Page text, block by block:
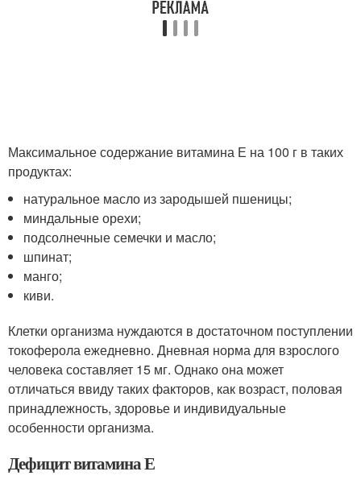
Максимальное содержание витамина Е на 100 г в таких
продуктах:
натуральное масло из зародышей пшеницы;
миндальные орехи;
подсолнечные семечки и масло;
шпинат;
манго;
киви.
Клетки организма нуждаются в достаточном поступлении
токоферола ежедневно. Дневная норма для взрослого
человека составляет 15 мг. Однако она может
отличаться ввиду таких факторов, как возраст, половая
принадлежность, здоровье и индивидуальные
особенности организма.
Дефицит витамина Е